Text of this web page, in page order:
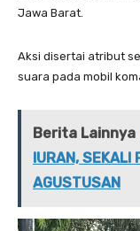
Jawa Barat.
Aksi disertai atribut
suara pada mobil
Berita Lainnya
IURAN, SEKALI
AGUSTUSAN